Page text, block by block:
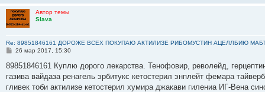
Автор темы
Slava
Re: 89851846161 ДОРОЖЕ ВСЕХ ПОКУПАЮ АКТИЛИЗЕ РИБОМУСТИН АЦЕЛЛБИЮ
С
о
щ
е
26 мар 2017, 15:30
89851846161 Куплю дорого лекарства. Тенофовир, револейд,
газива вайдаза ренагель эрбитукс кетостерил энплейт фемара
гливек тоби актилизе кетостерил хумира джакави гилениа ИГ-Вена